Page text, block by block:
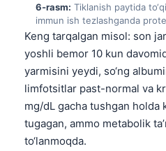
6-rasm: Tiklanish paytida
immun ish tezlashganda
Keng tarqalgan misol: son
yoshli bemor 10 kun
yarmisini yeydi, so‘ng
limfotsitlar past-normal va
mg/dL gacha tushgan holda
tugagan, ammo metabolik
to‘lanmoqda.
سنڌي
සිංහල
অসমীয়া
Galego
Latviešu valoda
Македонски јазик